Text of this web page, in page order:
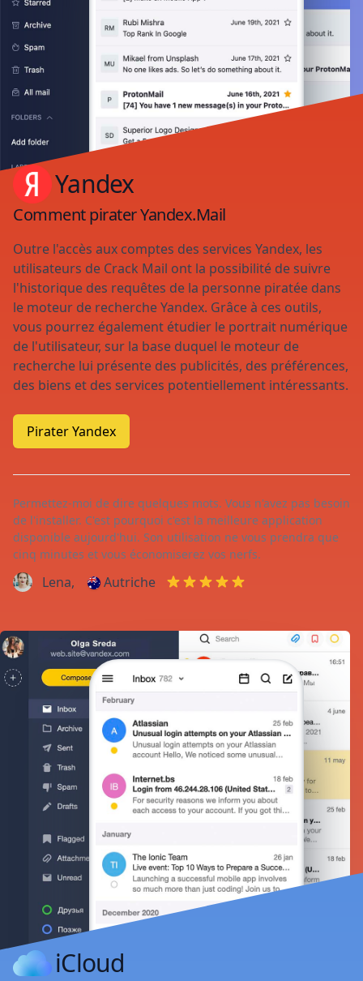
Yandex
Comment pirater Yandex.Mail
Outre l'accès aux comptes des services Yandex, les
utilisateurs de Crack Mail ont la possibilité de suivre
l'historique des requêtes de la personne piratée dans
le moteur de recherche Yandex. Grâce à ces outils,
vous pourrez également étudier le portrait numérique
de l'utilisateur, sur la base duquel le moteur de
recherche lui présente des publicités, des préférences,
des biens et des services potentiellement intéressants.
Pirater Yandex
Permettez-moi de dire quelques mots. Vous n'avez pas besoin
de l'installer. C'est pourquoi c'est la meilleure application
disponible aujourd'hui. Son utilisation ne vous prendra que
cinq minutes et vous économiserez vos nerfs.
Lena, Autriche
iCloud